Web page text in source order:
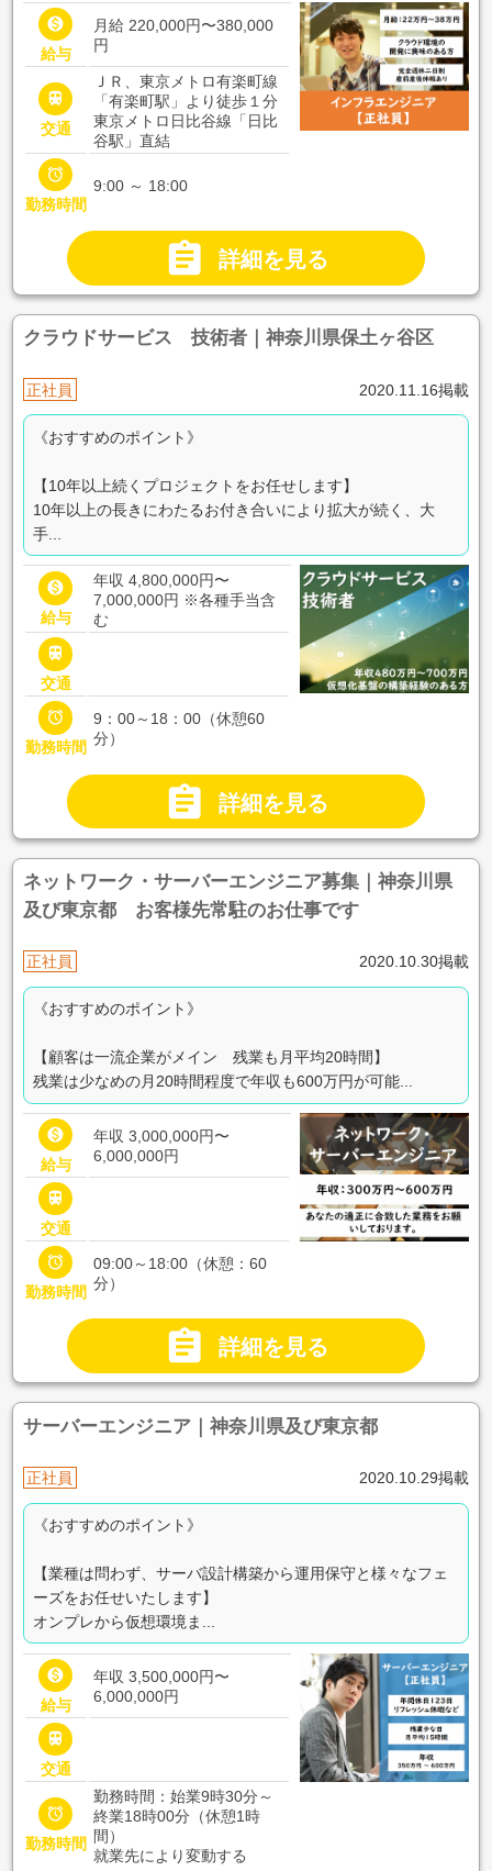

給与
月給 220,000円〜380,000
円

交通
ＪＲ、東京メトロ有楽町線
「有楽町駅」より徒歩１分
東京メトロ日比谷線「日比
谷駅」直結

勤務時間
9:00 ～ 18:00
 詳細を見る
クラウドサービス 技術者｜神奈川県保土ヶ谷区
正社員 2020.11.16掲載
《おすすめのポイント》
【10年以上続くプロジェクトをお任せします】
10年以上の長きにわたるお付き合いにより拡大が続く、大
手...

給与
年収 4,800,000円〜
7,000,000円 ※各種手当含
む

交通

勤務時間
9：00～18：00（休憩60
分）
 詳細を見る
ネットワーク・サーバーエンジニア募集｜神奈川県
及び東京都 お客様先常駐のお仕事です
正社員 2020.10.30掲載
《おすすめのポイント》
【顧客は一流企業がメイン 残業も月平均20時間】
残業は少なめの月20時間程度で年収も600万円が可能...

給与
年収 3,000,000円〜
6,000,000円

交通

勤務時間
09:00～18:00（休憩：60
分）
 詳細を見る
サーバーエンジニア｜神奈川県及び東京都
正社員 2020.10.29掲載
《おすすめのポイント》
【業種は問わず、サーバ設計構築から運用保守と様々なフェ
ーズをお任せいたします】
オンプレから仮想環境ま...

給与
年収 3,500,000円〜
6,000,000円

交通

勤務時間
勤務時間：始業9時30分～
終業18時00分（休憩1時
間）
就業先により変動する